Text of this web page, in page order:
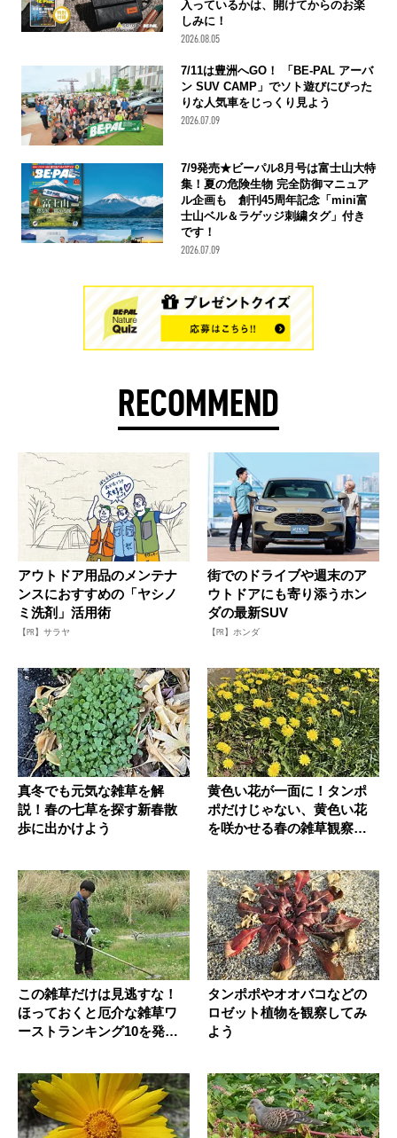
入っているかは、開けてからのお楽
しみに！
2026.08.05
7/11は豊洲へGO！ 「BE-PAL アーバ
ン SUV CAMP」でソト遊びにぴった
りな人気車をじっくり見よう
2026.07.09
7/9発売★ビーパル8月号は富士山大特
集！夏の危険生物 完全防御マニュア
ル企画も 創刊45周年記念「mini富
士山ベル＆ラゲッジ刺繍タグ」付き
です！
2026.07.09
RECOMMEND
アウトドア用品のメンテナ
ンスにおすすめの「ヤシノ
ミ洗剤」活用術
【PR】サラヤ
街でのドライブや週末のア
ウトドアにも寄り添うホン
ダの最新SUV
【PR】ホンダ
真冬でも元気な雑草を解
説！春の七草を探す新春散
歩に出かけよう
黄色い花が一面に！タンポ
ポだけじゃない、黄色い花
を咲かせる春の雑草観察ガ
この雑草だけは見逃すな！
ほっておくと厄介な雑草ワ
ーストランキング10を発表
タンポポやオオバコなどの
ロゼット植物を観察してみ
よう